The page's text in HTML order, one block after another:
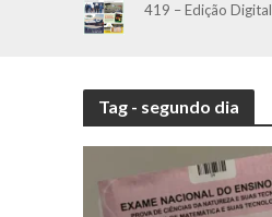
419 – Edição Digital
Tag - segundo dia